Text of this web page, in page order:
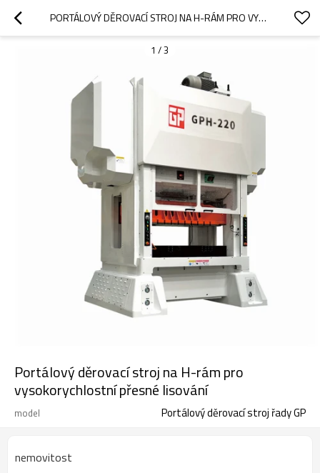
PORTÁLOVÝ DĚROVACÍ STROJ NA H-RÁM PRO VYSOKORYCHLOSTNÍ PŘESNÉ LISOVÁNÍ
1 /3
Portálový děrovací stroj na H-rám pro
vysokorychlostní přesné lisování
model Portálový děrovací stroj řady GP
nemovitost